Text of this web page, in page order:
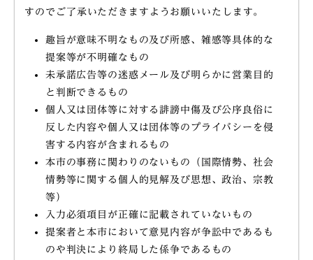
すのでご了承いただきますようお願いいたします。
趣旨が意味不明なもの及び所感、雑感等具体的な
提案等が不明確なもの
未承諾広告等の迷惑メール及び明らかに営業目的
と判断できるもの
個人又は団体等に対する誹謗中傷及び公序良俗に
反した内容や個人又は団体等のプライバシーを侵
害する内容が含まれるもの
本市の事務に関わりのないもの（国際情勢、社会
情勢等に関する個人的見解及び思想、政治、宗教
等）
入力必須項目が正確に記載されていないもの
提案者と本市において意見内容が争訟中であるも
のや判決により終局した係争であるもの